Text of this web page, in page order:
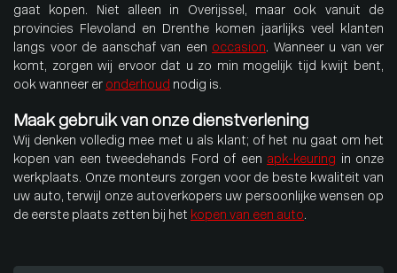
gaat kopen. Niet alleen in Overijssel, maar ook vanuit de
provincies Flevoland en Drenthe komen jaarlijks veel klanten
langs voor de aanschaf van een occasion. Wanneer u van ver
komt, zorgen wij ervoor dat u zo min mogelijk tijd kwijt bent,
ook wanneer er onderhoud nodig is.
Maak gebruik van onze dienstverlening
Wij denken volledig mee met u als klant; of het nu gaat om het
kopen van een tweedehands Ford of een apk-keuring in onze
werkplaats. Onze monteurs zorgen voor de beste kwaliteit van
uw auto, terwijl onze autoverkopers uw persoonlijke wensen op
de eerste plaats zetten bij het kopen van een auto.